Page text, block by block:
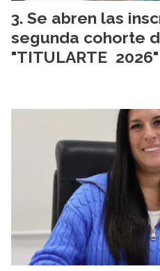
Se abren las
segunda cohorte
"TITULARTE 2026"